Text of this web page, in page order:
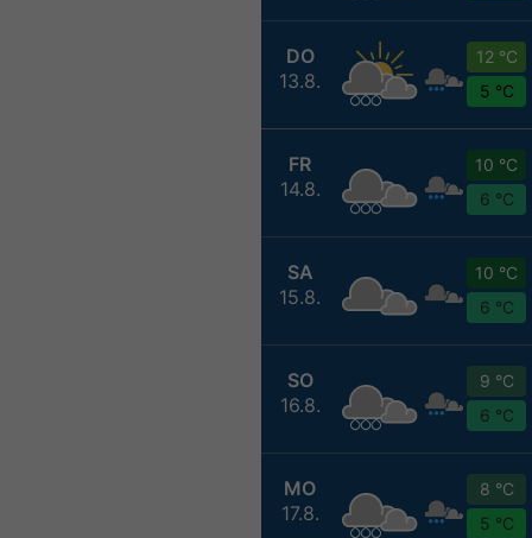
DO
13.8.
12 °C
5 °C
FR
14.8.
10 °C
6 °C
SA
15.8.
10 °C
6 °C
SO
16.8.
9 °C
6 °C
MO
17.8.
8 °C
5 °C